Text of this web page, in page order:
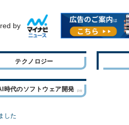
by
テクノロジー
時代のソフトウェア開発
した